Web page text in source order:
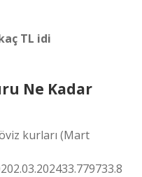
TL idi
Ne Kadar
kurları (Mart